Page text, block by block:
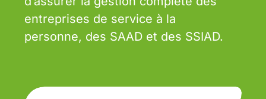
entreprises de service à la
personne, des SAAD et des SSIAD.